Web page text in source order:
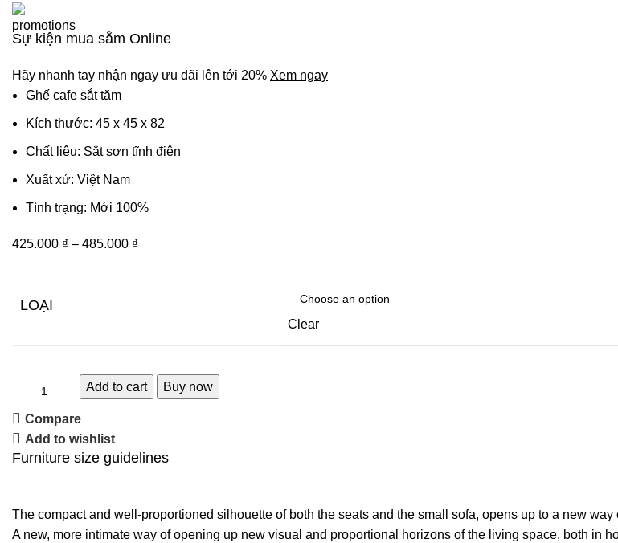
Sự kiện mua sắm Online
Hãy nhanh tay nhận ngay ưu đãi lên tới 20% Xem ngay
Ghế cafe sắt tăm
Kích thước: 45 x 45 x 82
Chất liệu: Sắt sơn tĩnh điện
Xuất xứ: Việt Nam
Tình trạng: Mới 100%
425.000 ₫ – 485.000 ₫
LOẠI
Clear
Add to cart Buy now
Compare
Add to wishlist
Furniture size guidelines
The compact and well-proportioned silhouette of both the seats and the small sofa, opens up to a new
A new, more intimate way of opening up new visual and proportional horizons of the living space, both in